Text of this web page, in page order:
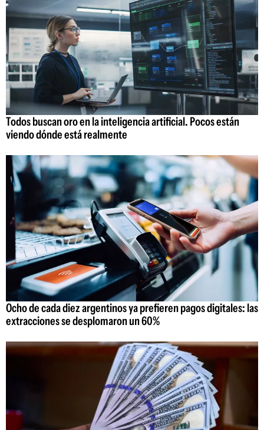
Todos buscan oro en la inteligencia artificial. Pocos están
viendo dónde está realmente
Ocho de cada diez argentinos ya prefieren pagos digitales: las
extracciones se desplomaron un 60%